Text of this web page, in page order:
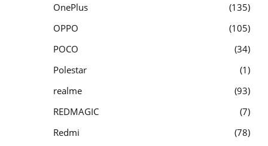
OnePlus
135
OPPO
105
POCO
34
Polestar
1
realme
93
REDMAGIC
7
Redmi
78